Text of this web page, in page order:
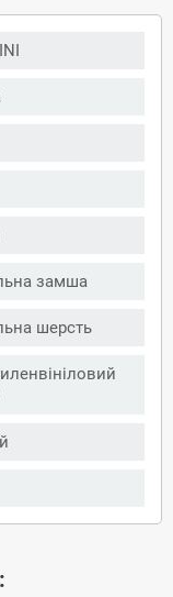
замша
шерсть